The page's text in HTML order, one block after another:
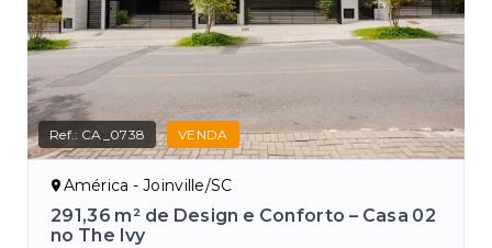
Ref.: CA_0738 VENDA
América - Joinville/SC
291,36 m² de Design e Conforto – Casa 02
no The Ivy